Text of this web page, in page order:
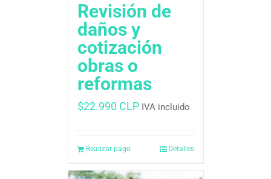
Revisión de
daños y
cotización 
obras o
reformas
$22.990 CLP IVA incluido
Realizar pago Detalles